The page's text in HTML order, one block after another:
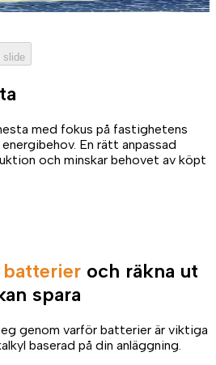
slide
med fokus på fastighetens
En rätt anpassad
och minskar behovet av köpt
batterier och räkna ut
spara
genom varför batterier är viktiga
baserad på din anläggning.